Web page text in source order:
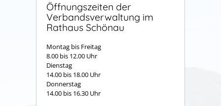
Öffnungszeiten der
Verbandsverwaltung im
Rathaus Schönau
Montag bis Freitag
8.00 bis 12.00 Uhr
Dienstag
14.00 bis 18.00 Uhr
Donnerstag
14.00 bis 16.30 Uhr